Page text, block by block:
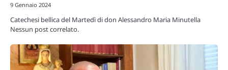
9 Gennaio 2024
Catechesi bellica del Martedì di don Alessandro Maria Minutella
Nessun post correlato.